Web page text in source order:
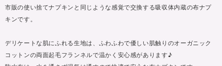
市販の使い捨てナプキンと同じような感覚で交換する吸収体内蔵の布ナプ
キンです。
デリケートな肌にふれる生地は、ふわふわで優しい肌触りのオーガニック
コットンの両面起毛フランネルで温かく安心感があります♪